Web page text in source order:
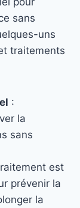
sans
uns
traitements
:
la
sans
est
prévenir la
la